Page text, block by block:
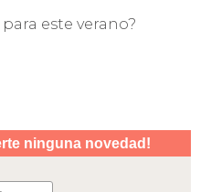
este verano?